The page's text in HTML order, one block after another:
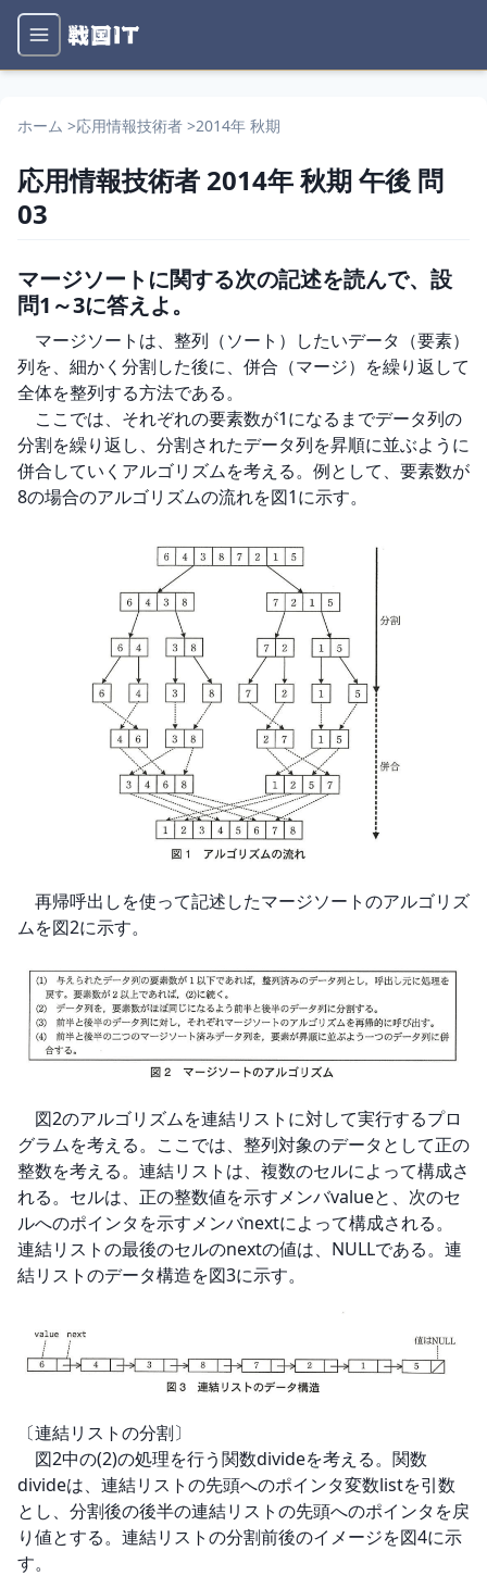
ホーム >応用情報技術者 >2014年 秋期
応用情報技術者 2014年 秋期午後 問
03
マージソートに関する次の記述を読んで、設
問1～3に答えよ。
マージソートは、整列（ソート）したいデータ（要素）
列を、細かく分割した後に、併合（マージ）を繰り返して
全体を整列する方法である。
ここでは、それぞれの要素数が1になるまでデータ列の
分割を繰り返し、分割されたデータ列を昇順に並ぶように
併合していくアルゴリズムを考える。例として、要素数が
8の場合のアルゴリズムの流れを図1に示す。
再帰呼出しを使って記述したマージソートのアルゴリズ
ムを図2に示す。
図2のアルゴリズムを連結リストに対して実行するプロ
グラムを考える。ここでは、整列対象のデータとして正の
整数を考える。連結リストは、複数のセルによって構成さ
れる。セルは、正の整数値を示すメンバvalueと、次のセ
ルへのポインタを示すメンバnextによって構成される。
連結リストの最後のセルのnextの値は、NULLである。連
結リストのデータ構造を図3に示す。
〔連結リストの分割〕
図2中の(2)の処理を行う関数divideを考える。関数
divideは、連結リストの先頭へのポインタ変数listを引数
とし、分割後の後半の連結リストの先頭へのポインタを戻
り値とする。連結リストの分割前後のイメージを図4に示
す。